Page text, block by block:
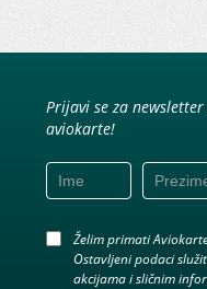
Prijavi se za
aviokarte!
Želim primati
Ostavljeni podaci
akcijama i sličnim